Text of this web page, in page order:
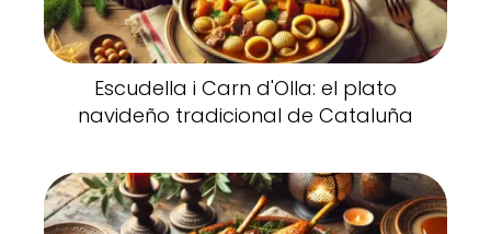
Escudella i Carn d'Olla: el plato
navideño tradicional de Cataluña